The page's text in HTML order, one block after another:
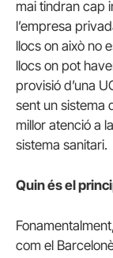
mai tindran cap
l’empresa
llocs on això no
llocs on pot
provisió d’una
sent un sistema
millor atenció a
sistema sanitari.
Quin és el
com el